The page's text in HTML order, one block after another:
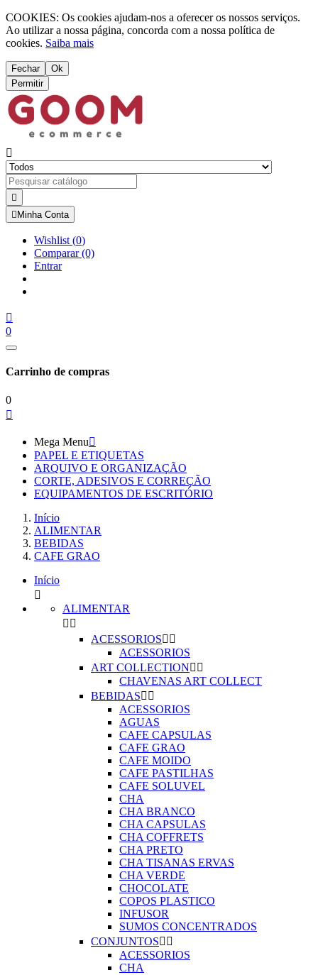
COOKIES: Os cookies ajudam-nos a oferecer os nossos serviços.
Ao utilizar a nossa página, concorda com a nossa política de
cookies. Saiba mais
Fechar
Ok
Permitir


 Minha Conta
Wishlist (0)
Comparar(0)
Entrar

0
Carrinho de compras
0

Mega Menu
PAPEL E ETIQUETAS
ARQUIVO E ORGANIZAÇÃO
CORTE, ADESIVOS E CORREÇÃO
EQUIPAMENTOS DE ESCRITÓRIO
Início
ALIMENTAR
BEBIDAS
CAFE GRAO
Início

ALIMENTAR
 
ACESSORIOS 
ACESSORIOS
ART COLLECTION 
CHAVENAS ART COLLECT
BEBIDAS 
ACESSORIOS
AGUAS
CAFE CAPSULAS
CAFE GRAO
CAFE MOIDO
CAFE PASTILHAS
CAFE SOLUVEL
CHA
CHA BRANCO
CHA CAPSULAS
CHA COFFRETS
CHA PRETO
CHA TISANAS ERVAS
CHA VERDE
CHOCOLATE
COPOS PLASTICO
INFUSOR
SUMOS CONCENTRADOS
CONJUNTOS 
ACESSORIOS
CHA